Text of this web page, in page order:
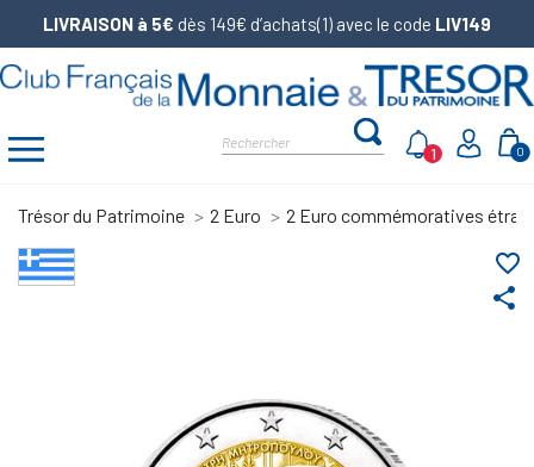
LIVRAISON à 5€ dès 149€ d’achats(1) avec le code LIV149
0
1
Trésor du Patrimoine 2 Euro 2 Euro commémoratives
share
favorite_border